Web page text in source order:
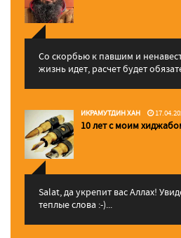
Со скорбью к павшим и
жизнь идет, расчет будет
ИКРАМУТДИН ХАН
10 лет с моим
Salat, да укрепит вас Аллаx!
теплые слова :-)...